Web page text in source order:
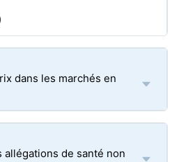
dans les marchés en
de santé non